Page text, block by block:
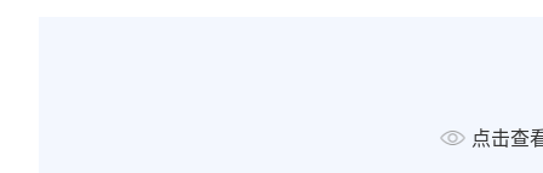
点击查